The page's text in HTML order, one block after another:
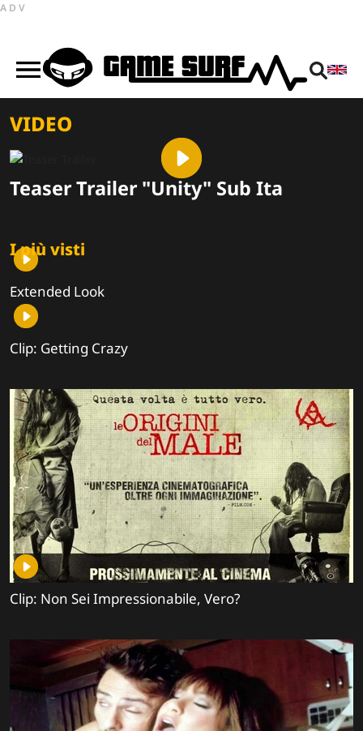
ADV
VIDEO
Teaser Trailer "Unity" Sub Ita
I più visti
Extended Look
Clip: Getting Crazy
Clip: Non Sei Impressionabile, Vero?